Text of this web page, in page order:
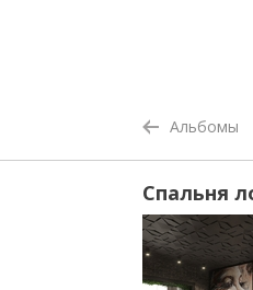
Альбомы
Спальня